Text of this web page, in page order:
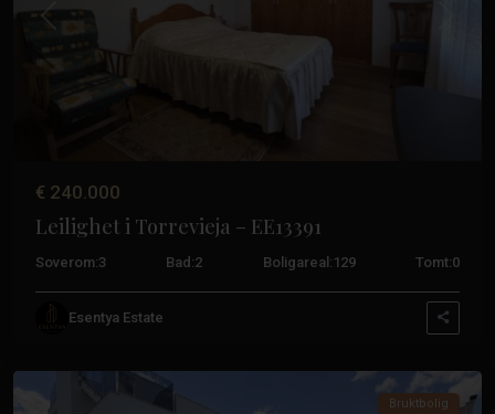
Tidligere
€ 240.000
Leilighet i Torrevieja – EE13391
Soverom:3 Bad:2 Boligareal: 129 Tomt:0
Esentya Estate
Nuevas,
Bruktbolig